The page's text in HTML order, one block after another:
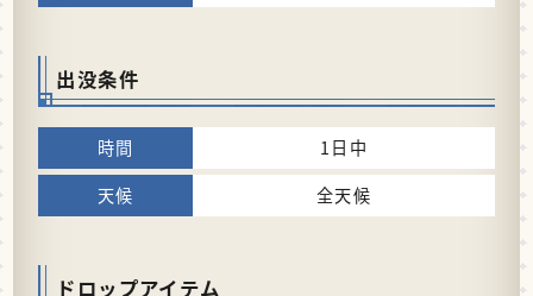
出没条件
1日中
全天候
ドロップアイテム